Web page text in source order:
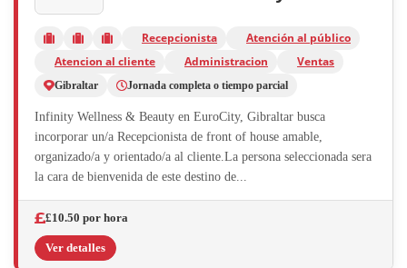
Recepcionista
Atención al público
Atencion al cliente
Administracion Ventas
Gibraltar Jornada completa o tiempo parcial
Infinity Wellness & Beauty en EuroCity, Gibraltar busca
incorporar un/a Recepcionista de front of house amable,
organizado/a y orientado/a al cliente.La persona seleccionada sera
la cara de bienvenida de este destino de...
£10.50 por hora
Ver detalles